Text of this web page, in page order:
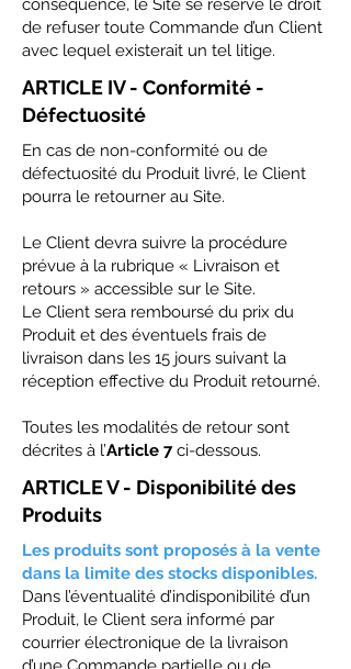
conséquence, le Site se réserve le droit
de refuser toute Commande d’un Client
avec lequel existerait un tel litige.
ARTICLE IV - Conformité -
Défectuosité
En cas de non-conformité ou de
défectuosité du Produit livré, le Client
pourra le retourner au Site.
Le Client devra suivre la procédure
prévue à la rubrique « Livraison et
retours » accessible sur le Site.
Le Client sera remboursé du prix du
Produit et des éventuels frais de
livraison dans les 15 jours suivant la
réception effective du Produit retourné.
Toutes les modalités de retour sont
décrites à l’Article 7ci-dessous.
ARTICLE V - Disponibilité des
Produits
Les produits sont proposés à la vente
dans la limite des stocks disponibles.
Dans l’éventualité d’indisponibilité d’un
Produit, le Client sera informé par
courrier électronique de la livraison